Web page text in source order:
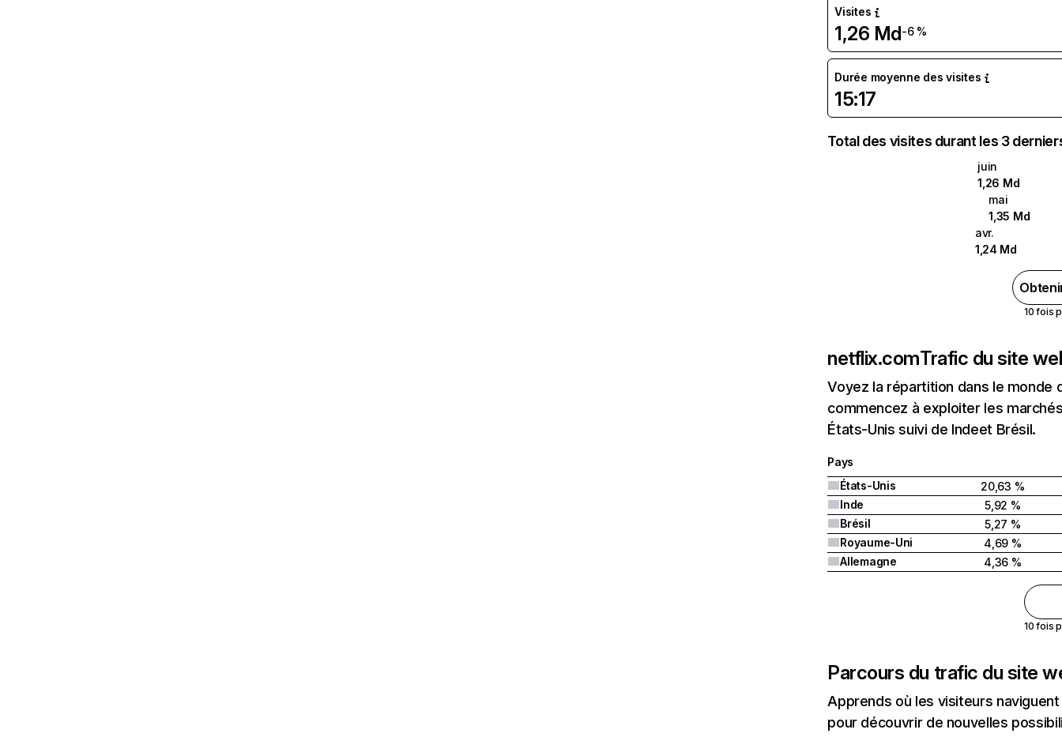
Visites
1,26 Md-6 %
Durée moyenne des visites
15:17
Total des visites durant les 3
juin
1,26 Md
mai
1,35 Md
avr.
1,24 Md
10 fois
netflix.comTrafic du site
Voyez la répartition dans le
commencez à exploiter les
États-Unis suivi de Indeet Brésil.
Pays
États-Unis
20,63 %
Inde
5,92 %
Brésil
5,27 %
Royaume-Uni
4,69 %
Allemagne
4,36 %
10 fois
Parcours du trafic du site
Apprends où les visiteurs
pour découvrir de nouvelles